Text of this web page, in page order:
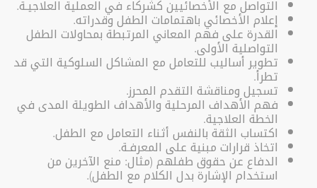
التواصل مع الأخصائيين كشركاء في العملية العلاجيـة.
إعلام الأخصائي باهتمامات الطفل وقدراته.
القدرة على فهم المعاني المرتبطة بمحاولات الطفل
التواصلية الأولى.
تطوير أساليب للتعامل مع المشاكل السلوكية التي قد
تطرأ.
تسجيل ومناقشة التقدم المحرز.
فهم الأهداف المرحلية والأهداف الطويلة المدى في
الخطة العلاجية.
اكتساب الثقة بالنفس أثناء التعامل مع الطفل.
اتخاذ قرارات مبنية على المعرفـة.
الدفاع عن حقوق طفلهم (مثال: منع الآخرين من
استخدام الإشارة بدل الكلام مع الطفل).